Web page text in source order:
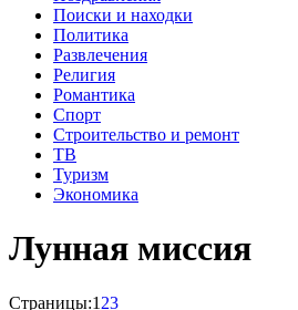
Поиски и находки
Политика
Развлечения
Религия
Романтика
Спорт
Строительство и ремонт
ТВ
Туризм
Экономика
Лунная миссия
Страницы:1 23